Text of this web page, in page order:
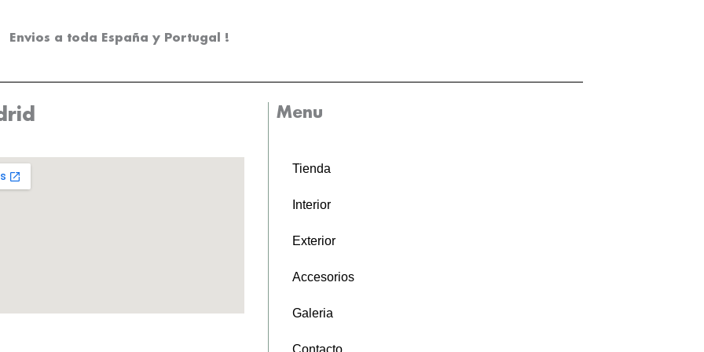
Envios a toda España y Portugal !
Menu
Tienda
Interior
Exterior
Accesorios
Galeria